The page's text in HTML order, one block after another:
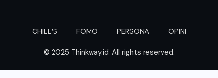
CHILL’S FOMO PERSONA OPINI
© 2025 Thinkway.id. All rights reserved.